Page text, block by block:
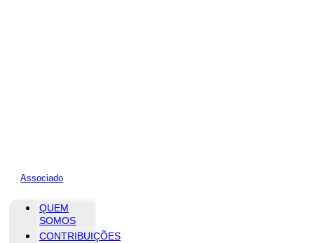
Associado
QUEM
SOMOS
CONTRIBUIÇÕES